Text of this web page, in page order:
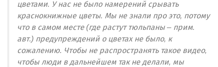
цветами. У нас не было намерений срывать
краснокнижные цветы. Мы не знали про это, потому
что в самом месте (где растут тюльпаны – прим.
авт.) предупреждений о цветах не было, к
сожалению. Чтобы не распространять такое видео,
чтобы люди в дальнейшем так не делали, мы